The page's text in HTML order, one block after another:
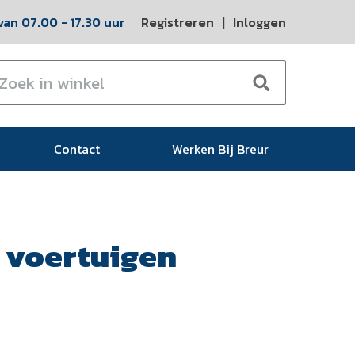
07.00 - 17.30 uur Registreren | Inloggen
Contact Werken Bij Breur